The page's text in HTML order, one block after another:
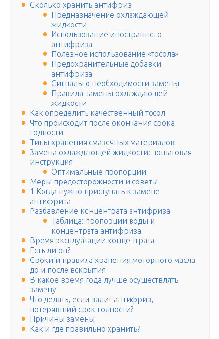
Сколько хранить антифриз
Предназначение охлаждающей
жидкости
Использование иностранного
антифриза
Полезное использование «тосола»
Предохранительные добавки
антифриза
Сигналы о необходимости замены
Правила замены охлаждающей
жидкости
Как определить качественный тосол
Что происходит после окончания срока
годности
Типы хранения смазочных материалов
Замена охлаждающей жидкости: пошаговая
инструкция
Оптимальные пропорции
Меры предосторожности и советы
1 Когда нужно приступать к замене
антифриза
Разбавление концентрата антифриза
Таблица: пропорции воды и
концентрата антифриза
Время эксплуатации концентрата
Есть ли он?
Сроки и правила хранения моторного масла
до и после вскрытия
В какое время года лучше осуществлять
замену
Что делать, если залит антифриз,
потерявший срок годности?
Причины замены
Как и где правильно хранить?